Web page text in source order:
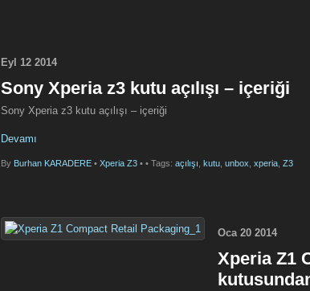
Eyl 12 2014
Sony Xperia z3 kutu açılışı – içeriği
Sony Xperia z3 kutu açılışı – içeriği
Devamı
By Burhan KARADERE • Xperia Z3 • • Tags: açılışı kutu unbox xperia Z3
Oca 20 2014
Xperia Z1